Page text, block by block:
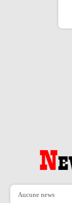
Aucune news